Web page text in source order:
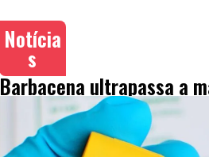
Notícia
s
Barbacena ultrapassa a